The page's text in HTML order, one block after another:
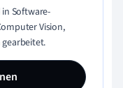
Software-
Vision,